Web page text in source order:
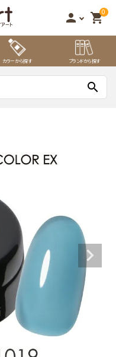
person 0
shopping_cart
カラーから探す ブランドから探す
search